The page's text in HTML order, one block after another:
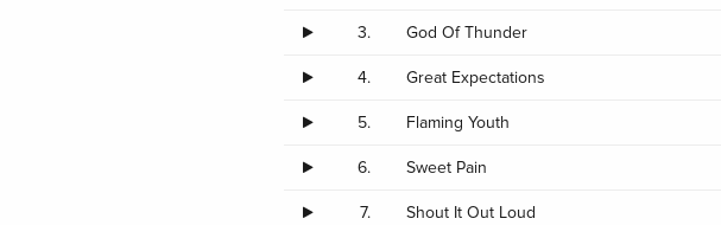
3. God Of Thunder
4. Great Expectations
5. Flaming Youth
6. Sweet Pain
7. Shout It Out Loud